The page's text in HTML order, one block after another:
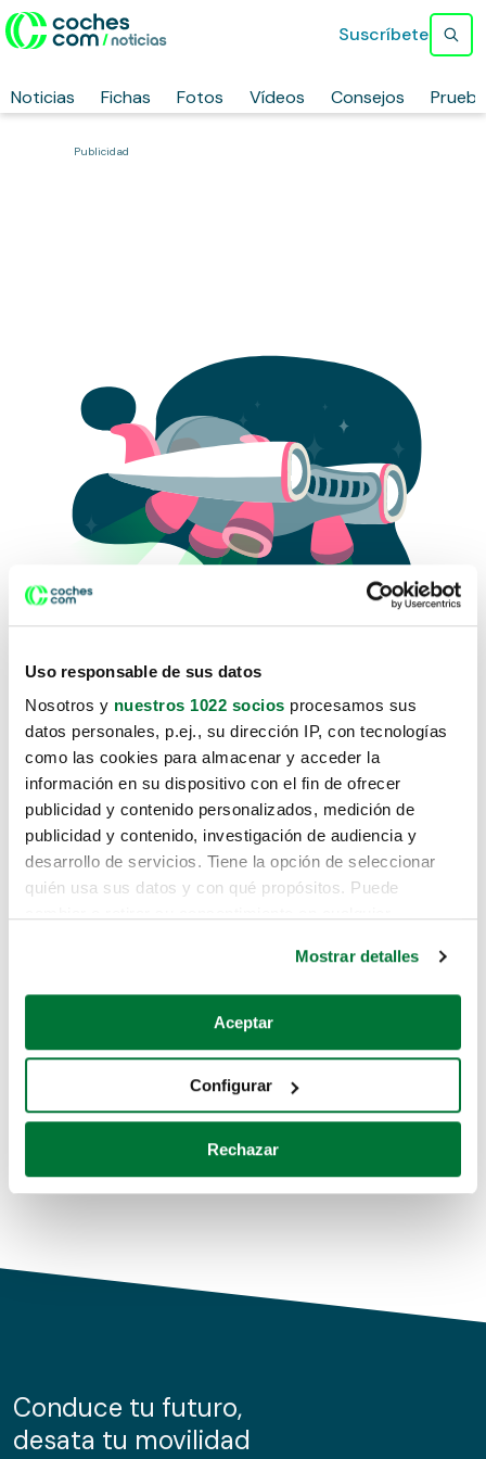
Uso responsable de sus datos
Nosotros y nuestros 1022 socios procesamos sus
datos personales, p.ej., su dirección IP, con tecnologías
como las cookies para almacenar y acceder la
información en su dispositivo con el fin de ofrecer
publicidad y contenido personalizados, medición de
publicidad y contenido, investigación de audiencia y
desarrollo de servicios. Tiene la opción de seleccionar
quién usa sus datos y con qué propósitos. Puede
Si lo permite, también quisiéramos:
Recopilar información sobre su ubicación geográfica
Identificar su dispositivo analizándolo activamente
para buscar características específicas (huellas
Obtenga más información sobre cómo se procesan sus
de cookies.
información sobre el uso que haga del sitio web con
nuestros partners de redes sociales, publicidad y análisis
Mostrar detalles
Aceptar
Configurar
Rechazar
Noticias Fichas Fotos Vídeos Consejos
Suscríbete
Publicidad
Lo sentimos, no sabemos como
te hemos traido hasta aquí.
Pero puedes encontrar el coche que estás
buscando en alguno de estos enlaces:
Coches de segunda mano
Coches de km0
Conduce tu futuro,
desata tu movilidad